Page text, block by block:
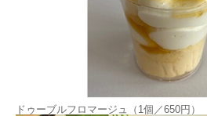
ドゥーブルフロマージュ（1個／650円）